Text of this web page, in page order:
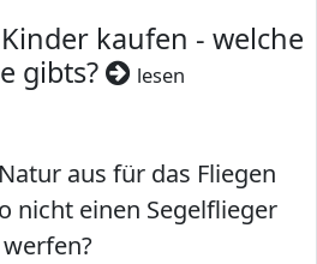
kaufen - welche
gibts?
lesen
aus für das Fliegen
nicht einen Segelflieger
werfen?